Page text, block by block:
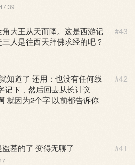
#43
大王从天而降。这是西游记
人是往西天拜佛求经的吧？
#42
知道了 还用：也没有任何线
记下，然后回去从长计议
就因为2个字 以前都告诉你
#41
墓的了 变得无聊了